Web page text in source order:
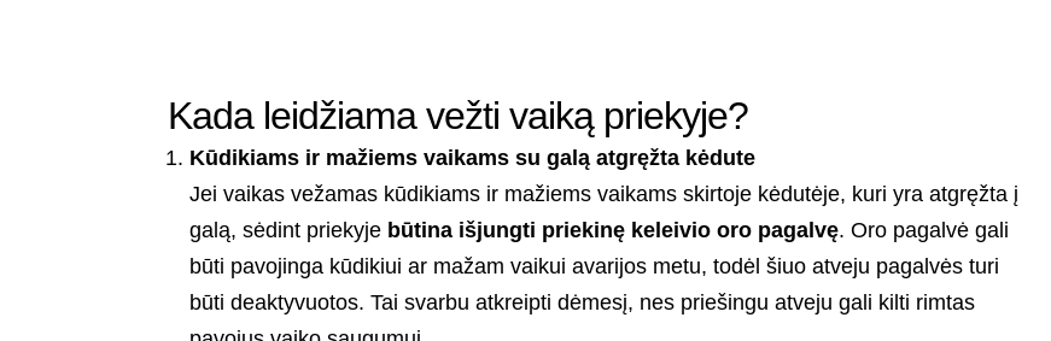
Kada leidžiama vežti vaiką priekyje?
Kūdikiams ir mažiems vaikams su galą atgręžta kėdute
Jei vaikas vežamas kūdikiams ir mažiems vaikams skirtoje kėdutėje, kuri yra atgręžta į
galą, sėdint priekyje būtina išjungti priekinę keleivio oro pagalvę. Oro pagalvė gali
būti pavojinga kūdikiui ar mažam vaikui avarijos metu, todėl šiuo atveju pagalvės turi
būti deaktyvuotos. Tai svarbu atkreipti dėmesį, nes priešingu atveju gali kilti rimtas